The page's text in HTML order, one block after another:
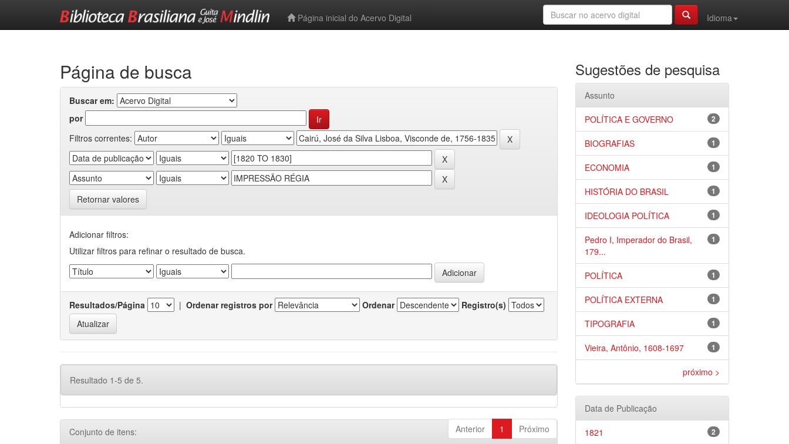
Página inicial do Acervo Digital
Idioma
Página de busca
Buscar em:
por
Filtros correntes:
Retornar valores
Adicionar filtros:
Utilizar filtros para refinar o resultado de busca.
Resultados/Página | Ordenar registros por Ordenar Registro(s)
Resultado 1-5 de 5.
Anterior 1 Próximo
Conjunto de itens:
Sugestões de pesquisa
Assunto
2
POLÍTICA E GOVERNO
1
BIOGRAFIAS
1
ECONOMIA
1
HISTÓRIA DO BRASIL
1
IDEOLOGIA POLÍTICA
1
Pedro I, Imperador do Brasil,
179...
1
POLÍTICA
1
POLÍTICA EXTERNA
1
TIPOGRAFIA
1
Vieira, Antônio, 1608-1697
próximo >
Data de Publicação
2
1821